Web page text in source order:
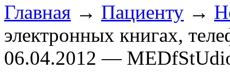
Главная → Пациенту →
электронных книгах,
06.04.2012 —